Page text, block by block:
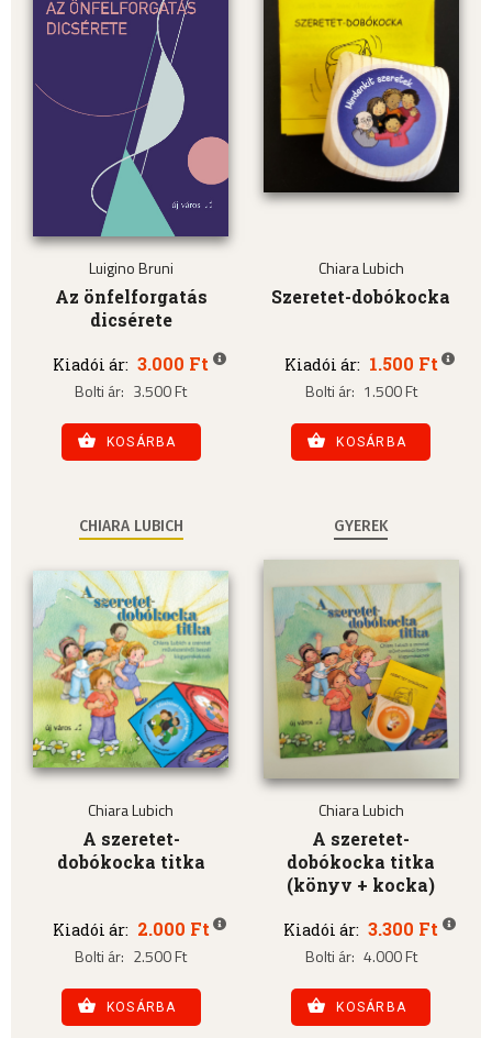
Luigino Bruni
Az önfelforgatás
dicsérete
Kiadói ár: 3.000 Ft
Bolti ár: 3.500 Ft
KOSÁRBA
Chiara Lubich
Szeretet-dobókocka
Kiadói ár: 1.500 Ft
Bolti ár: 1.500 Ft
KOSÁRBA
CHIARA LUBICH
Chiara Lubich
A szeretet-
dobókocka titka
Kiadói ár: 2.000 Ft
Bolti ár: 2.500 Ft
KOSÁRBA
GYEREK
Chiara Lubich
A szeretet-
dobókocka titka
(könyv + kocka)
Kiadói ár: 3.300 Ft
Bolti ár: 4.000 Ft
KOSÁRBA